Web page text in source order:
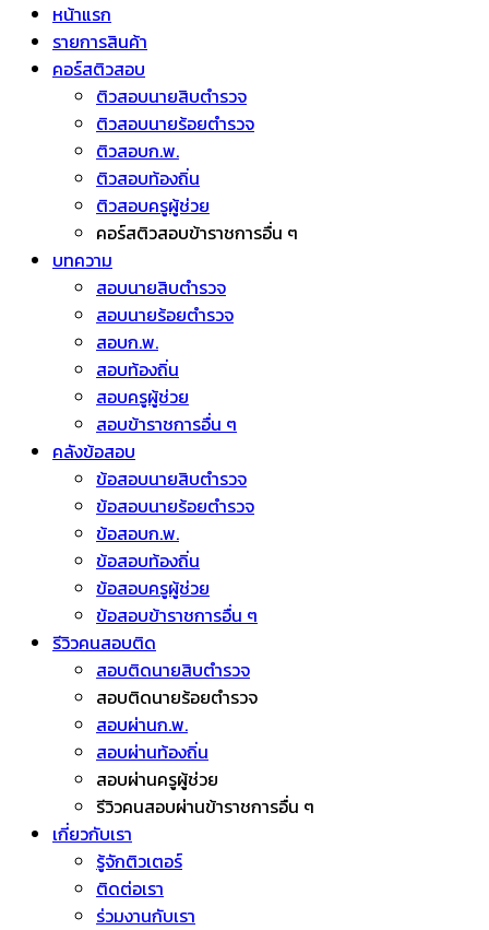
หน้าแรก
รายการสินค้า
คอร์สติวสอบ
ติวสอบนายสิบตำรวจ
ติวสอบนายร้อยตำรวจ
ติวสอบก.พ.
ติวสอบท้องถิ่น
ติวสอบครูผู้ช่วย
คอร์สติวสอบข้าราชการอื่น ๆ
บทความ
สอบนายสิบตำรวจ
สอบนายร้อยตำรวจ
สอบก.พ.
สอบท้องถิ่น
สอบครูผู้ช่วย
สอบข้าราชการอื่น ๆ
คลังข้อสอบ
ข้อสอบนายสิบตำรวจ
ข้อสอบนายร้อยตำรวจ
ข้อสอบก.พ.
ข้อสอบท้องถิ่น
ข้อสอบครูผู้ช่วย
ข้อสอบข้าราชการอื่น ๆ
รีวิวคนสอบติด
สอบติดนายสิบตำรวจ
สอบติดนายร้อยตำรวจ
สอบผ่านก.พ.
สอบผ่านท้องถิ่น
สอบผ่านครูผู้ช่วย
รีวิวคนสอบผ่านข้าราชการอื่น ๆ
เกี่ยวกับเรา
รู้จักติวเตอร์
ติดต่อเรา
ร่วมงานกับเรา